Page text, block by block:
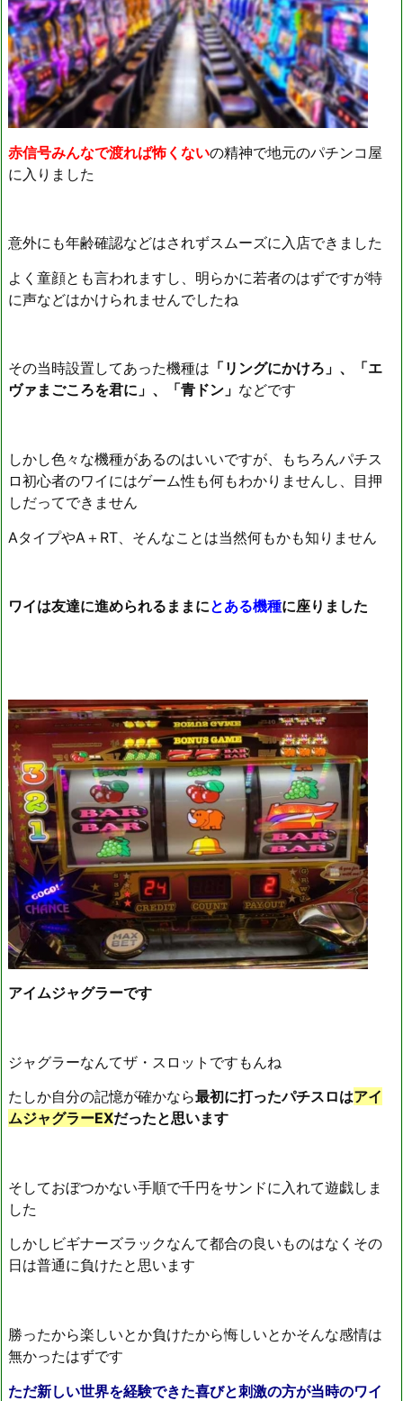
赤信号みんなで渡れば怖くないの精神で地元のパチンコ屋
に入りました
意外にも年齢確認などはされずスムーズに入店できました
よく童顔とも言われますし、明らかに若者のはずですが特
に声などはかけられませんでしたね
その当時設置してあった機種は 「リングにかけろ」、「エ
ヴァまごころを君に」、「青ドン」 などです
しかし色々な機種があるのはいいですが、もちろんパチス
ロ初心者のワイにはゲーム性も何もわかりませんし、目押
しだってできません
AタイプやA＋RT、そんなことは当然何もかも知りません
ワイは友達に進められるままにとある機種に座りました
アイムジャグラーです
ジャグラーなんてザ・スロットですもんね
たしか自分の記憶が確かなら最初に打ったパチスロはアイ
ムジャグラーEXだったと思います
そしておぼつかない手順で千円をサンドに入れて遊戯しま
した
しかしビギナーズラックなんて都合の良いものはなくその
日は普通に負けたと思います
勝ったから楽しいとか負けたから悔しいとかそんな感情は
無かったはずです
ただ新しい世界を経験できた喜びと刺激の方が当時のワイ